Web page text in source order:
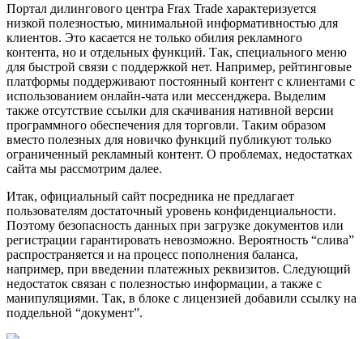
Портал дилингового центра Frax Trade характеризуется
низкой полезностью, минимальной информативностью для
клиентов. Это касается не только обилия рекламного
контента, но и отдельных функций. Так, специального меню
для быстрой связи с поддержкой нет. Например, рейтинговые
платформы поддерживают постоянный контент с клиентами с
использованием онлайн-чата или мессенджера. Выделим
также отсутствие ссылки для скачивания нативной версии
программного обеспечения для торговли. Таким образом
вместо полезных для новичко функций публикуют только
ограниченный рекламный контент. О проблемах, недостатках
сайта мы рассмотрим далее.
Итак, официальный сайт посредника не предлагает
пользователям достаточный уровень конфиденциальности.
Поэтому безопасность данных при загрузке документов или
регистрации гарантировать невозможно. Вероятность “слива”
распространяется и на процесс пополнения баланса,
например, при введении платежных реквизитов. Следующий
недостаток связан с полезностью информации, а также с
манипуляциями. Так, в блоке с лицензией добавили ссылку на
поддельной “документ”.